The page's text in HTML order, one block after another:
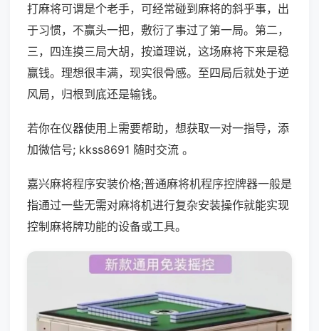
打麻将可谓是个老手，可经常碰到麻将的斜乎事，出
于习惯，不赢头一把，敷衍了事过了第一局。第二，
三，四连摸三局大胡，按道理说，这场麻将下来是稳
赢钱。理想很丰满，现实很骨感。至四局后就处于逆
风局，归根到底还是输钱。
若你在仪器使用上需要帮助，想获取一对一指导，添
加微信号; kkss8691 随时交流 。
嘉兴麻将程序安装价格;普通麻将机程序控牌器一般是
指通过一些无需对麻将机进行复杂安装操作就能实现
控制麻将牌功能的设备或工具。